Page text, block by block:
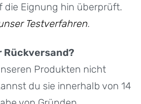
die Eignung hin überprüft.
Testverfahren.
Rückversand?
Produkten nicht
du sie innerhalb von 14